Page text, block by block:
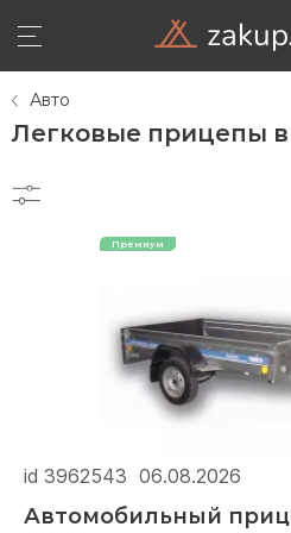
Авто
Легковые прицепы
id 3962543 06.08.2026
Автомобильный